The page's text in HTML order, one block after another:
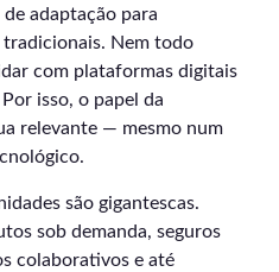
adaptação para
Nem todo
com plataformas digitais
isso, o papel da
relevante — mesmo num
são gigantescas.
sob demanda, seguros
colaborativos e até